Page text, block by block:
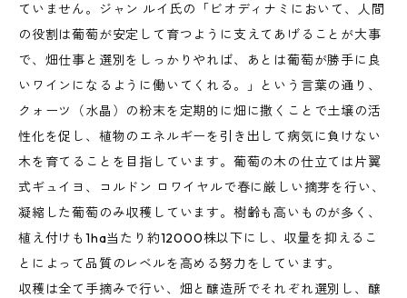
ていません。ジャン ルイ氏の「ビオディナミにおいて、人間
の役割は葡萄が安定して育つように支えてあげることが大事
で、畑仕事と選別をしっかりやれば、あとは葡萄が勝手に良
いワインになるように働いてくれる。」という言葉の通り、
クォーツ（水晶）の粉末を定期的に畑に撒くことで土壌の活
性化を促し、植物のエネルギーを引き出して病気に負けない
木を育てることを目指しています。葡萄の木の仕立ては片翼
式ギュイヨ、コルドン ロワイヤルで春に厳しい摘芽を行い、
凝縮した葡萄のみ収穫しています。樹齢も高いものが多く、
植え付けも1ha当たり約12000株以下にし、収量を抑えるこ
とによって品質のレベルを高める努力をしています。
収穫は全て手摘みで行い、畑と醸造所でそれぞれ選別し、醸